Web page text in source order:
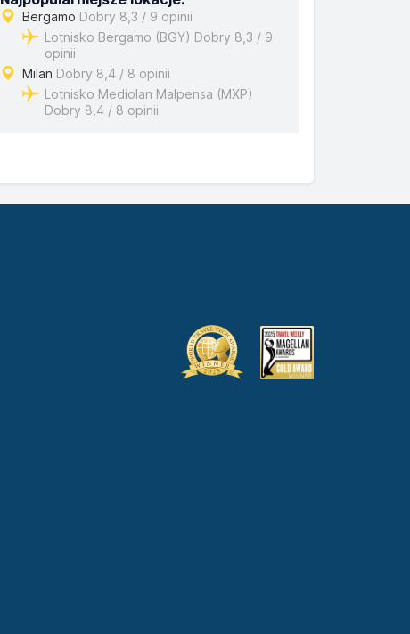
Bergamo Dobry 8,3 / 9 opinii
Lotnisko Bergamo (BGY) Dobry 8,3 / 9
opinii
Milan Dobry 8,4 / 8 opinii
Lotnisko Mediolan Malpensa (MXP)
Dobry 8,4 / 8 opinii